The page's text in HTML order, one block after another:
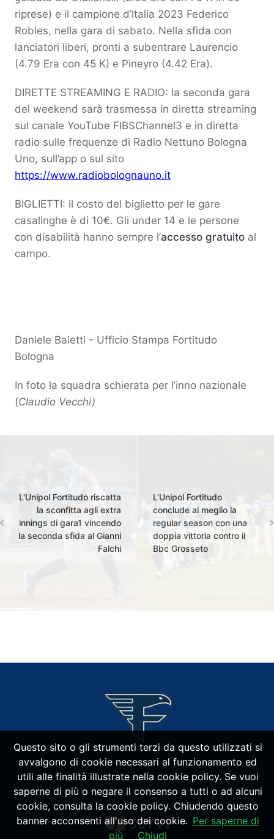
riprese) e il campione d’Italia 2023 Federico
Robles, nella gara di sabato. Nella sfida con
lanciatori liberi, pronti a subentrare Laurencio
(4.79 Era con 45 K) e Pineyro (4.42 Era).
DIRETTE STREAMING E RADIO: la seconda gara
del weekend sarà trasmessa in diretta streaming
sul canale YouTube FIBSChannel3 e in diretta
radio sulle frequenze di Radio Nettuno Bologna
Uno, sull’app o sul sito
https://www.radiobolognauno.it
BIGLIETTI: il costo del biglietto per le gare
casalinghe è di 10€. Gli under 14 e le persone
con disabilità hanno sempre l’accesso gratuito al
campo.
Daniele Baietti - Ufficio Stampa Fortitudo
Bologna
In foto la squadra schierata per l’inno nazionale
(Claudio Vecchi)
L'Unipol Fortitudo riscatta
la sconfitta agli extra
innings di gara1 vincendo
la seconda sfida al Gianni
Falchi
L’Unipol Fortitudo
conclude al meglio la
regular season con una
doppia vittoria contro il
Bbc Grosseto
Questo sito o gli strumenti terzi da questo utilizzati si
avvalgono di cookie necessari al funzionamento ed
utili alle finalità illustrate nella cookie policy. Se vuoi
saperne di più o negare il consenso a tutti o ad alcuni
cookie, consulta la cookie policy. Chiudendo questo
banner acconsenti all'uso dei cookie. Per saperne di
più
Chiudi